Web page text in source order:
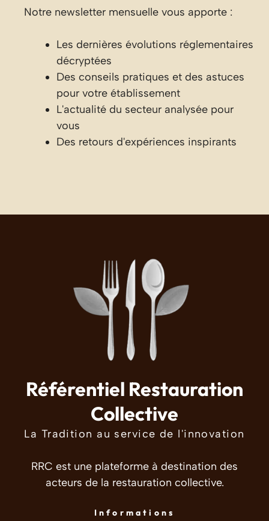
Notre newsletter mensuelle vous apporte :
Les dernières évolutions réglementaires
décryptées
Des conseils pratiques et des astuces
pour votre établissement
L'actualité du secteur analysée pour
vous
Des retours d'expériences inspirants
Référentiel Restauration
Collective
La Tradition au service de l'innovation
RRC est une plateforme à destination des
acteurs de la restauration collective.
Informations